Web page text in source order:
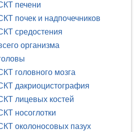
печени
почек и надпочечников
средостения
организма
головного мозга
дакриоцистография
лицевых костей
носоглотки
околоносовых пазух